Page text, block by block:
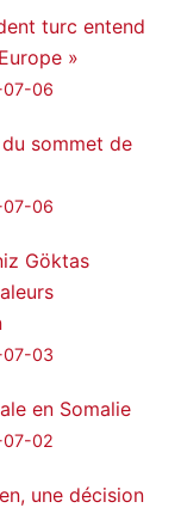
turc entend
»
07-06
sommet de
07-06
Göktas
07-03
en Somalie
07-02
une décision